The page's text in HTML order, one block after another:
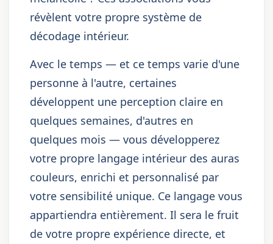
révèlent votre propre système de
décodage intérieur.
Avec le temps — et ce temps varie d'une
personne à l'autre, certaines
développent une perception claire en
quelques semaines, d'autres en
quelques mois — vous développerez
votre propre langage intérieur des auras
couleurs, enrichi et personnalisé par
votre sensibilité unique. Ce langage vous
appartiendra entièrement. Il sera le fruit
de votre propre expérience directe, et